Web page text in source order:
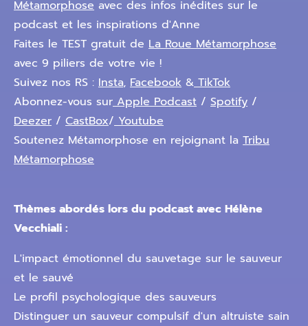
Métamorphose avec des infos inédites sur le
podcast et les inspirations d'Anne
Faites le TEST gratuit de La Roue Métamorphose
avec 9 piliers de votre vie !
Suivez nos RS : Insta, Facebook &TikTok
Abonnez-vous surApple Podcast / Spotify /
Deezer / CastBox/Youtube
Soutenez Métamorphose en rejoignant la Tribu
Métamorphose
Thèmes abordés lors du podcast avec Hélène
Vecchiali :
L'impact émotionnel du sauvetage sur le sauveur
et le sauvé
Le profil psychologique des sauveurs
Distinguer un sauveur compulsif d'un altruiste sain